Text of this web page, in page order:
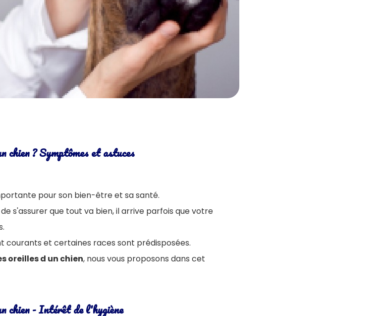
chien ? Symptômes et astuces
pour son bien-être et sa santé.
s'assurer que tout va bien, il arrive parfois que votre
courants et certaines races sont prédisposées.
oreilles d un chien, nous vous proposons dans cet
chien - Intérêt de l'hygiène